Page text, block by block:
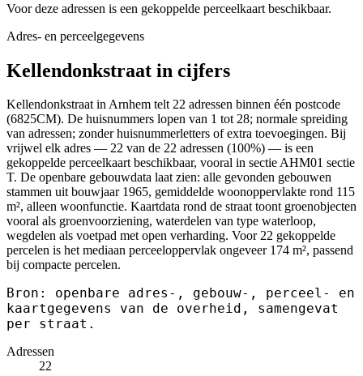
Voor deze adressen is een gekoppelde perceelkaart beschikbaar.
Adres- en perceelgegevens
Kellendonkstraat in cijfers
Kellendonkstraat in Arnhem telt 22 adressen binnen één postcode
(6825CM). De huisnummers lopen van 1 tot 28; normale spreiding
van adressen; zonder huisnummerletters of extra toevoegingen. Bij
vrijwel elk adres — 22 van de 22 adressen (100%) — is een
gekoppelde perceelkaart beschikbaar, vooral in sectie AHM01 sectie
T. De openbare gebouwdata laat zien: alle gevonden gebouwen
stammen uit bouwjaar 1965, gemiddelde woonoppervlakte rond 115
m², alleen woonfunctie. Kaartdata rond de straat toont groenobjecten
vooral als groenvoorziening, waterdelen van type waterloop,
wegdelen als voetpad met open verharding. Voor 22 gekoppelde
percelen is het mediaan perceeloppervlak ongeveer 174 m², passend
bij compacte percelen.
Bron: openbare adres-, gebouw-, perceel- en
kaartgegevens van de overheid, samengevat
per straat.
Adressen
22